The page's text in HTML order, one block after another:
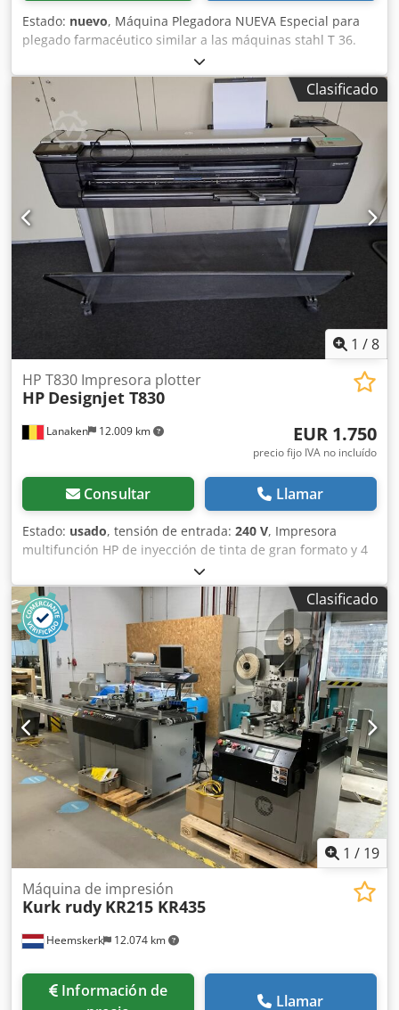
Estado: nuevo, Máquina Plegadora NUEVA Especial para
plegado farmacéutico similar a las máquinas stahl T 36.
Pliegue mínimo 20 mm Las máquinas pueden ofrecer en
formato 360 mm o 470 mm. Máquina de 2 a 12 bolsas
Cedpod Nfnvofx Aaierf Opcional: Stackervertical Detalles
técnicos : -Modelo 360 -Formato máximo 470 x 850 mm -
Formato mínimo 50 x 85 mm -Pliegue mínimo 20 mm -
Velocidad máxima 180 mt / min -Papel grueso 40-250 grms.
-Peso 1500 kg -Salida en escalerilla -Cubiertas Anti ruido
Clasificado
1 /8
Lanaken 12.009 km
HP T830 Impresora plotter
HP Designjet T830
EUR 1.750
precio fijo IVA no incluído
Consultar Llamar
Estado: usado, tensión de entrada: 240 V, Impresora
multifunción HP de inyección de tinta de gran formato y 4
colores Tipo F9A30A Impresión/Escaneo/Copia Pantalla
táctil Tamaños de impresión: A1, A2, A3, A4 Crjdpfx Asyipt
Doaisf Velocidad de impresión en formato A1: 25 s/página
u 81 impresiones/hora
Clasificado
1 / 19
Heemskerk 12.074 km
Máquina de impresión
Kurk rudy KR215 KR435
Información de
Llamar